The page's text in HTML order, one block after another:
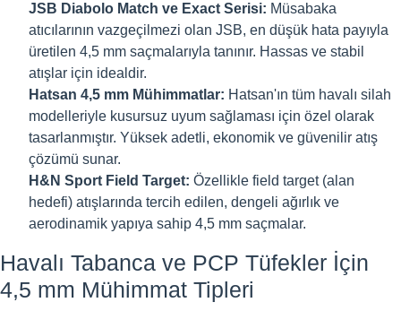
JSB Diabolo Match ve Exact Serisi: Müsabaka
atıcılarının vazgeçilmezi olan JSB, en düşük hata payıyla
üretilen 4,5 mm saçmalarıyla tanınır. Hassas ve stabil
atışlar için idealdir.
Hatsan 4,5 mm Mühimmatlar: Hatsan'ın tüm havalı silah
modelleriyle kusursuz uyum sağlaması için özel olarak
tasarlanmıştır. Yüksek adetli, ekonomik ve güvenilir atış
çözümü sunar.
H&N Sport Field Target: Özellikle field target (alan
hedefi) atışlarında tercih edilen, dengeli ağırlık ve
aerodinamik yapıya sahip 4,5 mm saçmalar.
Havalı Tabanca ve PCP Tüfekler İçin
4,5 mm Mühimmat Tipleri